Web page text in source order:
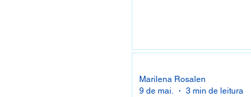
Marilena Rosalen
9 de mai.
3 min de leitura